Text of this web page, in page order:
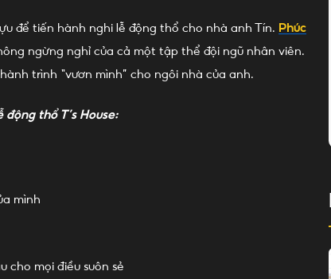
để tiến hành nghi lễ động thổ cho nhà anh Tín. Phúc
ngừng nghỉ của cả một tập thể đội ngũ nhân viên.
trình “vươn mình” cho ngôi nhà của anh.
thổ T’s House:
mình
cho mọi điều suôn sẻ